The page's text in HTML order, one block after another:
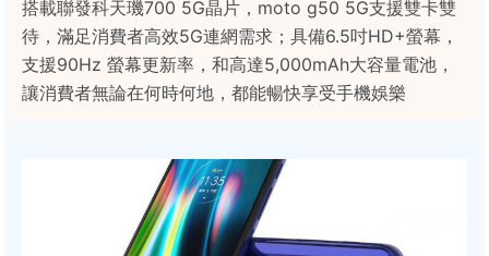
搭載聯發科天璣700 5G晶片，moto g50 5G支援雙卡雙
待，滿足消費者高效5G連網需求；具備6.5吋HD+螢幕，
支援90Hz 螢幕更新率，和高達5,000mAh大容量電池，
讓消費者無論在何時何地，都能暢快享受手機娛樂